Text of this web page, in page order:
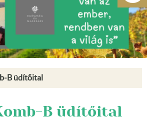
B üdítőital
B üdítőital